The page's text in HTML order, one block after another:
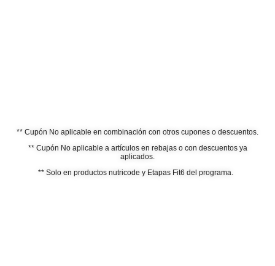
** Cupón No aplicable en combinación con otros cupones o descuentos.
** Cupón No aplicable a artículos en rebajas o con descuentos ya
aplicados.
** Solo en productos nutricode y Etapas Fit6 del programa.